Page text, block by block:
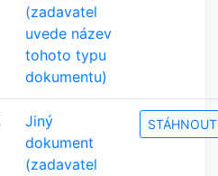
(zadavatel
uvede název
tohoto typu
dokumentu)
Jiný
dokument
(zadavatel
STÁHNOUT